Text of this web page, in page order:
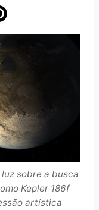
sobre a busca
Kepler 186f
artística